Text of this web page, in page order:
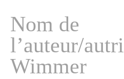
Nom de
l’auteur/
Wimmer